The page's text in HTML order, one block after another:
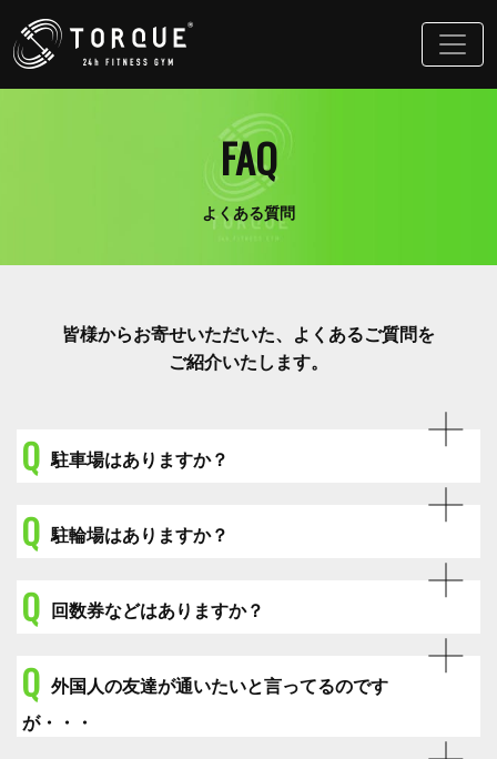
FAQ
よくある質問
皆様からお寄せいただいた、よくあるご質問を
ご紹介いたします。
Q 駐車場はありますか？
Q 駐輪場はありますか？
Q 回数券などはありますか？
Q 外国人の友達が通いたいと言ってるのです
が・・・